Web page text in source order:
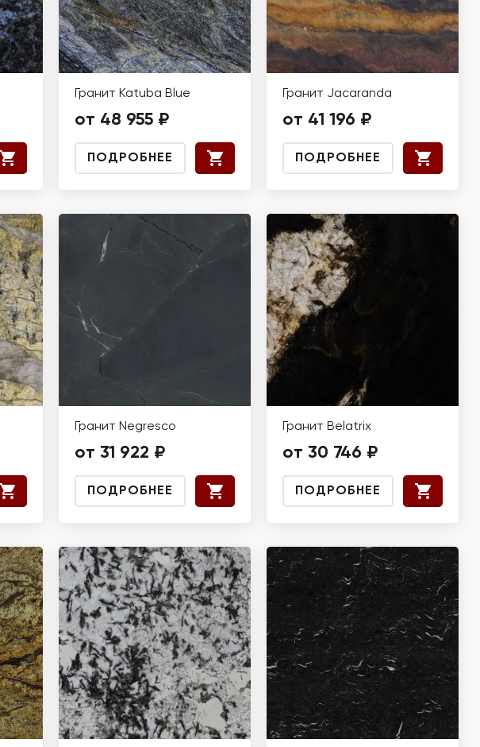
Гранит Katuba Blue
от 48 955 ₽
ПОДРОБНЕЕ
Гранит Jacaranda
от 41 196 ₽
ПОДРОБНЕЕ
Гранит Negresco
от 31 922 ₽
ПОДРОБНЕЕ
Гранит Belatrix
от 30 746 ₽
ПОДРОБНЕЕ